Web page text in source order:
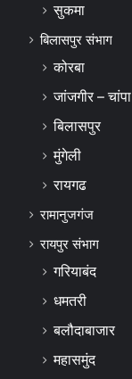
सुकमा
बिलासपुर संभाग
कोरबा
जांजगीर – चांपा
बिलासपुर
मुंगेली
रायगढ
रामानुजगंज
रायपुर संभाग
गरियाबंद
धमतरी
बलौदाबाजार
महासमुंद